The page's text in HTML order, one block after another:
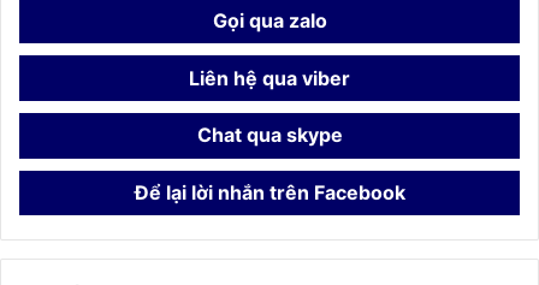
Gọi qua zalo
Liên hệ qua viber
Chat qua skype
Để lại lời nhắn trên Facebook